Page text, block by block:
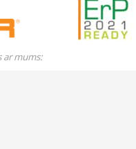
ar mums: